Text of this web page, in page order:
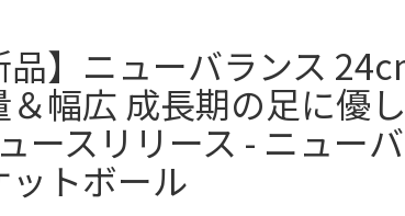
品】ニューバランス
＆幅広 成長期の足に優
ースリリース - ニュー
ットボール